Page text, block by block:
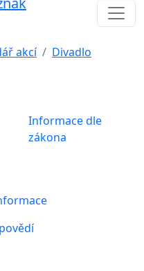
akcí Divadlo
Informace dle
zákona